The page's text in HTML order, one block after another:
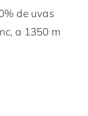
de uvas
a 1350 m